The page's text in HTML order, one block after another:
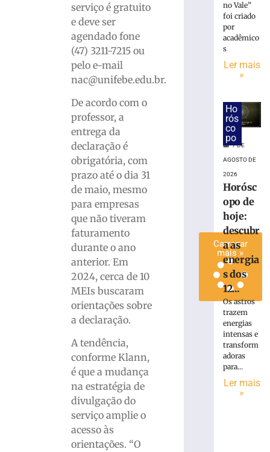
serviço é gratuito
e deve ser
agendado fone
(47) 3211-7215 ou
pelo e-mail
nac@unifebe.edu.br.
De acordo com o
professor, a
entrega da
declaração é
obrigatória, com
prazo até o dia 31
de maio, mesmo
para empresas
que não tiveram
faturamento
durante o ano
anterior. Em
2024, cerca de 10
MEIs buscaram
orientações sobre
a declaração.
A tendência,
conforme Klann,
é que a mudança
na estratégia de
divulgação do
serviço amplie o
acesso às
orientações. “O
milhões;
apostas
Brusque
acertam
quadra
Carregar
mais »
no Vale”
foi criado
por
acadêmico
s
Ler mais
»
Ho
rós
co
po
7 DE
AGOSTO DE
2026
Horósc
opo de
hoje:
descubr
a as
energia
s dos
12...
Os astros
trazem
energias
intensas e
transform
adoras
para...
Ler mais
»